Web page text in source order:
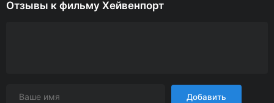
Отзывы к фильму Хейвенпорт
Добавить